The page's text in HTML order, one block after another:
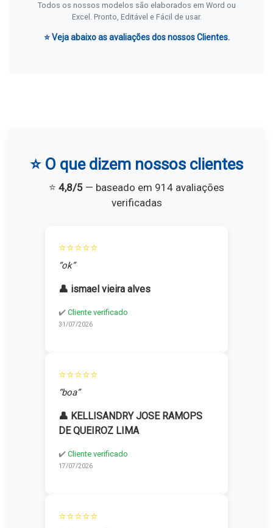
Todos os nossos modelos são elaborados em Word ou
Excel. Pronto, Editável e Fácil de usar.
⭐ Veja abaixo as avaliações dos nossos Clientes.
⭐ O que dizem nossos clientes
⭐ 4,8/5 — baseado em 914 avaliações
verificadas
⭐⭐⭐⭐⭐
“ok”
👤 ismael vieira alves
✔️ Cliente verificado
31/07/2026
⭐⭐⭐⭐⭐
“boa”
👤 KELLISANDRY JOSE RAMOPS
DE QUEIROZ LIMA
✔️ Cliente verificado
17/07/2026
⭐⭐⭐⭐⭐